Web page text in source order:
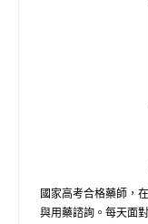
國家高考合格藥師，
與用藥諮詢。每天面